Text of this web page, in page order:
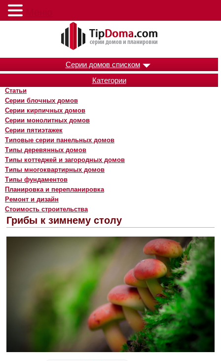
Серии домов списком
Категории
Статьи
Серии блочных домов
Серии кирпичных домов
Серии монолитных домов
Серии пятиэтажек
Типовые серии панельных домов
Типы деревянных домов
Типы коттеджей и загородных домов
Типы многоквартирных домов
Типы фундаментов
Планировка и перепланировка
Ремонт и дизайн
Стоимость строительства
Грибы к зимнему столу